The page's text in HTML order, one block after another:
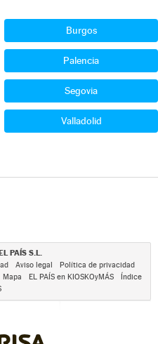
Burgos
Palencia
Segovia
Valladolid
PAÍS S.L.
Aviso legal
Política de privacidad
Mapa EL PAÍS en KIOSKOyMÁS
Índice